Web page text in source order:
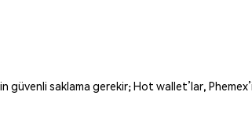
güvenli saklama gerekir; Hot wallet’lar,